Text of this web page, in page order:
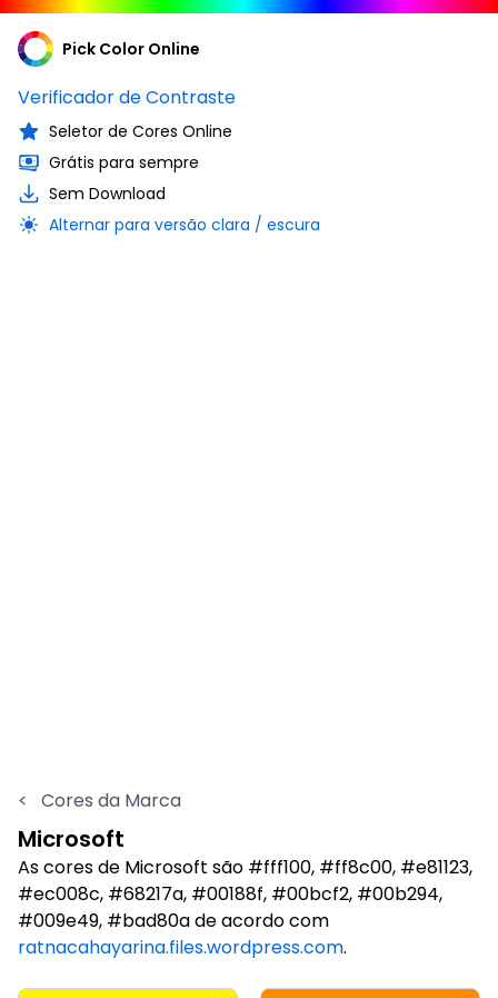
Pick Color Online
Verificador de Contraste
Seletor de Cores Online
Grátis para sempre
Sem Download
Alternar para versão clara / escura
< Cores da Marca
Microsoft
As cores de Microsoft são #fff100, #ff8c00, #e81123,
#ec008c, #68217a, #00188f, #00bcf2, #00b294,
#009e49, #bad80a de acordo com
ratnacahayarina.files.wordpress.com.